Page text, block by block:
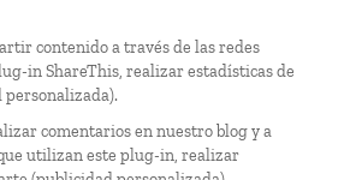
contenido a través de las redes
in ShareThis, realizar estadísticas de
personalizada).
comentarios en nuestro blog y a
utilizan este plug-in, realizar